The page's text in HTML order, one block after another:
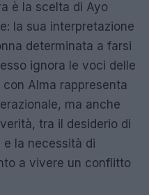
è la scelta di Ayo
la sua interpretazione
determinata a farsi
ignora le voci delle
Alma rappresenta
ma anche
tra il desiderio di
la necessità di
a vivere un conflitto